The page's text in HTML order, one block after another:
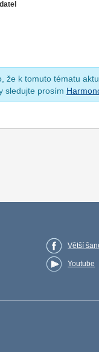
že k tomuto tématu
sledujte prosím
Větší
Youtube